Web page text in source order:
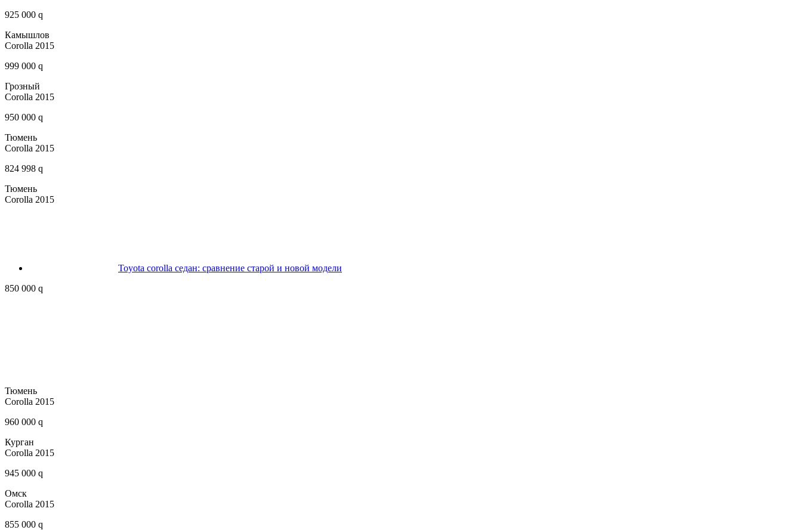
925 000 q
Камышлов
Corolla 2015
999 000 q
Грозный
Corolla 2015
950 000 q
Тюмень
Corolla 2015
824 998 q
Тюмень
Corolla 2015
Toyota corolla седан: сравнение старой и новой модели
850 000 q
Тюмень
Corolla 2015
960 000 q
Курган
Corolla 2015
945 000 q
Омск
Corolla 2015
855 000 q